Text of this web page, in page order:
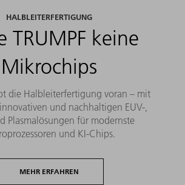
HALBLEITERFERTIGUNG
TRUMPF keine
Mikrochips
die Halbleiterfertigung voran – mit
und nachhaltigen EUV-,
Plasmalösungen für modernste
und KI-Chips.
MEHR ERFAHREN